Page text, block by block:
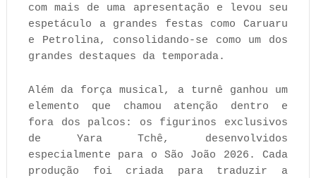
com mais de uma apresentação e levou seu
espetáculo a grandes festas como Caruaru
e Petrolina, consolidando-se como um dos
grandes destaques da temporada.
Além da força musical, a turnê ganhou um
elemento que chamou atenção dentro e
fora dos palcos: os figurinos exclusivos
de Yara Tchê, desenvolvidos
especialmente para o São João 2026. Cada
produção foi criada para traduzir a